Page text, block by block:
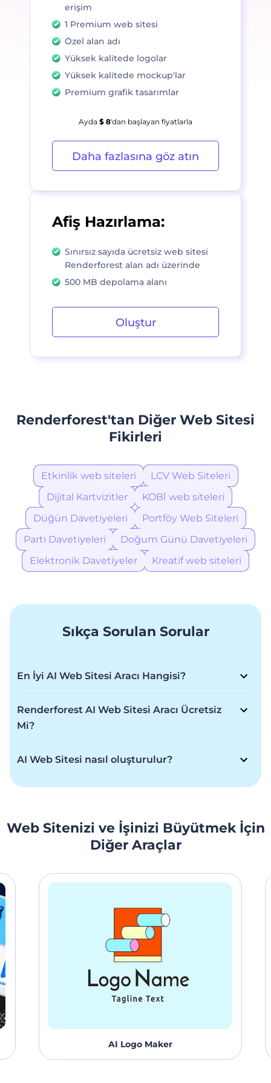
Afiş Hazırlama:
Sınırsız sayıda ücretsiz web sitesi
Renderforest alan adı üzerinde
500 MB depolama alanı
Oluştur
erişim
1 Premium web sitesi
Özel alan adı
Yüksek kalitede logolar
Yüksek kalitede mockup'lar
Premium grafik tasarımlar
Ayda $ 8'dan başlayan fiyatlarla
Daha fazlasına göz atın
Renderforest'tan Diğer Web Sitesi
Fikirleri
Etkinlik web siteleri
LCV Web Siteleri
Dijital Kartvizitler
KOBİ web siteleri
Düğün Davetiyeleri
Portföy Web Siteleri
Parti Davetiyeleri
Doğum Günü Davetiyeleri
Elektronik Davetiyeler
Kreatif web siteleri
Sıkça Sorulan Sorular
En İyi AI Web Sitesi Aracı Hangisi?
aracı, vizyonunuzu hayata geçirmek için gereken
esnekliği şimşek gibi hızlı bir süreçte sunuyor; etkileyici
ve A kalite bir web sitesi hazırlıyor.
Renderforest AI Web Sitesi Aracı Ücretsiz
Mi?
sunuyor. Herhangi bir ücret ödemeden web sitesi
hazırlamanız mümkün ama daha gelişmiş özellikler için
AI Web Sitesi nasıl oluşturulur?
hiç bu kadar kolay olmamıştı! İşletmenin türünü, adını
sitesi hazırlasın. Bugünden tezi yok kolları sıvayın, göz
açıp kapayıncaya kadar siz de internette olun!
Web Sitenizi ve İşinizi Büyütmek İçin
Diğer Araçlar
AI Logo Maker